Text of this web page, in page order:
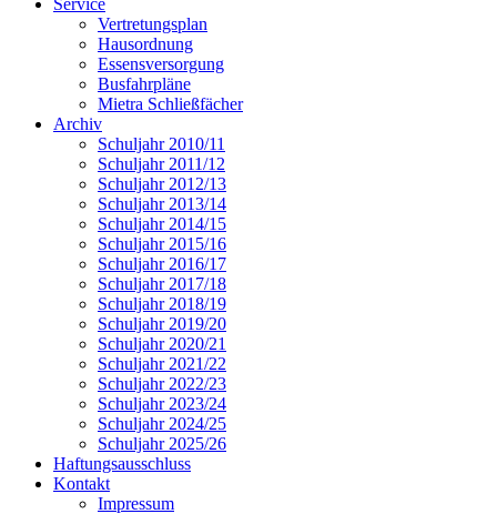
Service
Vertretungsplan
Hausordnung
Essensversorgung
Busfahrpläne
Mietra Schließfächer
Archiv
Schuljahr 2010/11
Schuljahr 2011/12
Schuljahr 2012/13
Schuljahr 2013/14
Schuljahr 2014/15
Schuljahr 2015/16
Schuljahr 2016/17
Schuljahr 2017/18
Schuljahr 2018/19
Schuljahr 2019/20
Schuljahr 2020/21
Schuljahr 2021/22
Schuljahr 2022/23
Schuljahr 2023/24
Schuljahr 2024/25
Schuljahr 2025/26
Haftungsausschluss
Kontakt
Impressum